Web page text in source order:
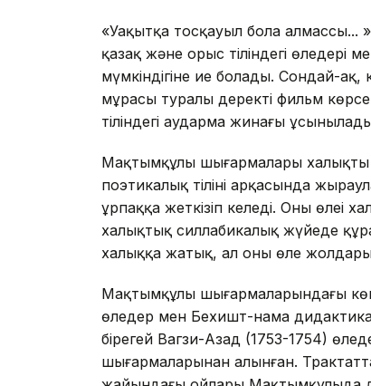
«Уақытқа тосқауыл бола алмассың...
қазақ және орыс тіліндегі өлеңдері
мүмкіндігіне ие болады. Сондай-
мұрасы туралы деректі фильм
тіліндегі аударма жинағы
Мақтымқұлы шығармалары халықтың
поэтикалық тілінің арқасында
ұрпаққа жеткізіп келеді. Оның
халықтық силлабикалық жүйеде
халыққа жатық, ал оның өлең
Мақтымқұлы шығармаларындағы
өлеңдер мен Бехишт-нама
бірегей Вагзи-Азад (1753-1754)
шығармаларынан алынған.